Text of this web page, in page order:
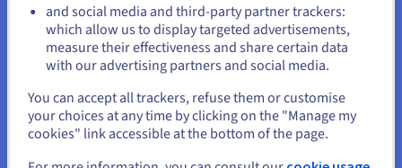
gegarandeerd.
Voordelen van
toepassingsbeveiliging
Blijf op de huidige website
Sluiten
and social media and third-party partner trackers:
which allow us to display targeted advertisements,
measure their effectiveness and share certain data
with our advertising partners and social media.
You can accept all trackers, refuse them or customise
your choices at any time by clicking on the "Manage my
cookies" link accessible at the bottom of the page.